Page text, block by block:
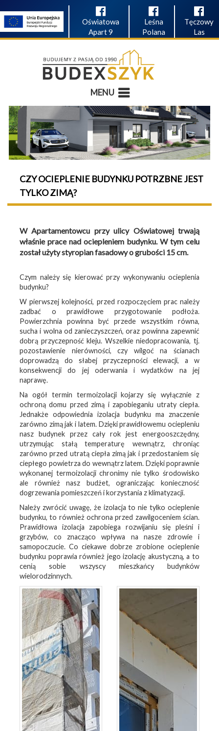
Oświatowa
Apart 9
Leśna
Polana
Tęczowy
Las
MENU
CZY OCIEPLENIE BUDYNKU POTRZBNE JEST
TYLKO ZIMĄ?
W Apartamentowcu przy ulicy Oświatowej trwają
właśnie prace nad ociepleniem budynku. W tym celu
został użyty styropian fasadowy o grubości 15 cm.
Czym należy się kierować przy wykonywaniu ocieplenia
budynku?
W pierwszej kolejności, przed rozpoczęciem prac należy
zadbać o prawidłowe przygotowanie podłoża.
Powierzchnia powinna być przede wszystkim równa,
sucha i wolna od zanieczyszczeń, oraz powinna zapewnić
dobrą przyczepność kleju. Wszelkie niedopracowania, tj.
pozostawienie nierówności, czy wilgoć na ścianach
doprowadzą do słabej przyczepności elewacji, a w
konsekwencji do jej oderwania i wydatków na jej
naprawę.
Na ogół termin termoizolacji kojarzy się wyłącznie z
ochroną domu przed zimą i zapobieganiu utraty ciepła.
Jednakże odpowiednia izolacja budynku ma znaczenie
zarówno zimą jak i latem. Dzięki prawidłowemu ociepleniu
nasz budynek przez cały rok jest energooszczędny,
utrzymując stałą temperaturę wewnątrz, chroniąc
zarówno przed utratą ciepła zimą jak i przedostaniem się
ciepłego powietrza do wewnątrz latem. Dzięki poprawnie
wykonanej termoizolacji chronimy nie tylko środowisko
ale również nasz budżet, ograniczając konieczność
dogrzewania pomieszczeń i korzystania z klimatyzacji.
Należy zwrócić uwagę, że izolacja to nie tylko ocieplenie
budynku, to również ochrona przed zawilgoceniem ścian.
Prawidłowa izolacja zapobiega rozwijaniu się pleśni i
grzybów, co znacząco wpływa na nasze zdrowie i
samopoczucie. Co ciekawe dobrze zrobione ocieplenie
budynku poprawia również jego izolację akustyczną, a to
cenią sobie wszyscy mieszkańcy budynków
wielorodzinnych.